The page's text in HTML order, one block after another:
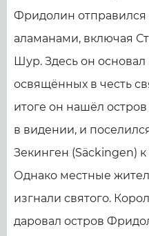
Фридолин
аламанами, включая
Шур. Здесь он
освящённых в честь
итоге он нашёл
в видении, и
Зекинген (Säckingen) к
Однако местные
изгнали святого.
даровал остров